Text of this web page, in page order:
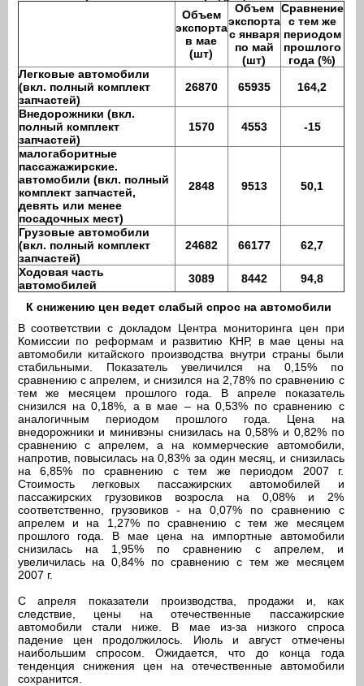
Объем
экспорта
в мае
(шт)
Объем
экспорта
с января
по май
(шт)
Сравнение
с тем же
периодом
прошлого
года (%)
Легковые автомобили
(вкл. полный комплект
запчастей)
26870 65935 164,2
Внедорожники (вкл.
полный комплект
запчастей)
1570 4553 -15
малогаборитные
пассажажирские.
автомобили (вкл. полный
комплект запчастей,
девять или менее
посадочных мест)
2848 9513 50,1
Грузовые автомобили
(вкл. полный комплект
запчастей)
24682 66177 62,7
Ходовая часть
автомобилей
3089 8442 94,8
К снижению цен ведет слабый спрос на автомобили
В соответствии с докладом Центра мониторинга цен при
Комиссии по реформам и развитию КНР, в мае цены на
автомобили китайского производства внутри страны были
стабильными. Показатель увеличился на 0,15% по
сравнению с апрелем, и снизился на 2,78% по сравнению с
тем же месяцем прошлого года. В апреле показатель
снизился на 0,18%, а в мае – на 0,53% по сравнению с
аналогичным периодом прошлого года. Цена на
внедорожники и минивэны снизилась на 0,58% и 0,82% по
сравнению с апрелем, а на коммерческие автомобили,
напротив, повысилась на 0,83% за один месяц, и снизилась
на 6,85% по сравнению с тем же периодом 2007 г.
Стоимость легковых пассажирских автомобилей и
пассажирских грузовиков возросла на 0,08% и 2%
соответственно, грузовиков - на 0,07% по сравнению с
апрелем и на 1,27% по сравнению с тем же месяцем
прошлого года. В мае цена на импортные автомобили
снизилась на 1,95% по сравнению с апрелем, и
увеличилась на 0,84% по сравнению с тем же месяцем
2007 г.
С апреля показатели производства, продажи и, как
следствие, цены на отечественные пассажирские
автомобили стали ниже. В мае из-за низкого спроса
падение цен продолжилось. Июль и август отмечены
наибольшим спросом. Ожидается, что до конца года
тенденция снижения цен на отечественные автомобили
сохранится.